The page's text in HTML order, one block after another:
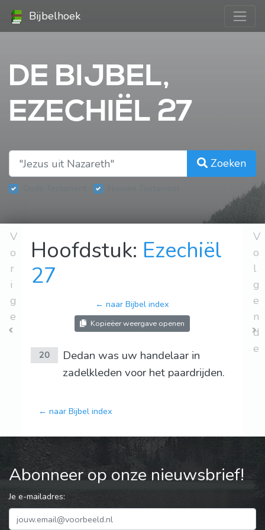
Bijbelhoek
DE BIJBEL,
EZECHIËL 27
Zoeken
V
o
r
i
g
e
Hoofdstuk: Ezechiël
27
← naar Bijbel index
Kopieëer weergave openen
20
Dedan was uw handelaar in
zadelkleden voor het paardrijden.
← naar Bijbel index
V
o
l
g
e
n
d
e
Abonneer op onze nieuwsbrief!
Je e-mailadres: